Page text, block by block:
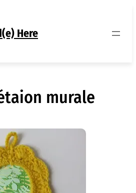
Here
murale